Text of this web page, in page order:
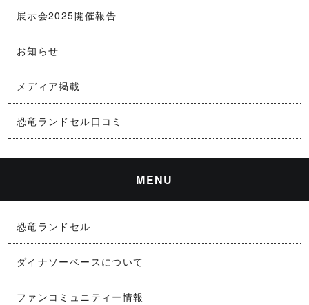
展示会2025開催報告
お知らせ
メディア掲載
恐竜ランドセル口コミ
MENU
恐竜ランドセル
ダイナソーベースについて
ファンコミュニティー情報